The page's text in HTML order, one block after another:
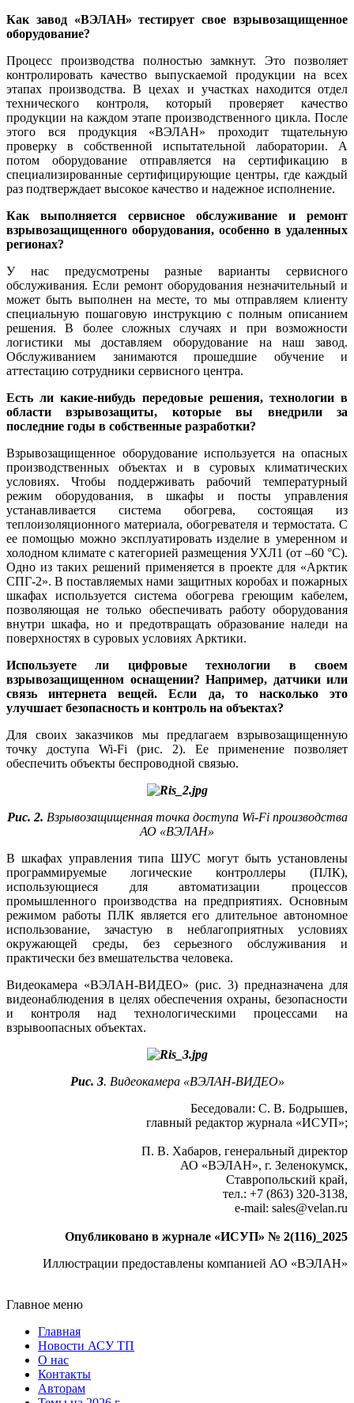
Как завод «ВЭЛАН» тестирует свое взрывозащищенное
оборудование?
Процесс производства полностью замкнут. Это позволяет
контролировать качество выпускаемой продукции на всех
этапах производства. В цехах и участках находится отдел
технического контроля, который проверяет качество
продукции на каждом этапе производственного цикла. После
этого вся продукция «­ВЭЛАН» проходит тщательную
проверку в собственной испытательной лаборатории. А
потом оборудование отправляется на сертификацию в
специализированные сертифицирующие центры, где каждый
раз подтверждает высокое качество и надежное исполнение.
Как выполняется сервисное обслуживание и ремонт
взрывозащищенного оборудования, особенно в удаленных
регионах?
У нас предусмотрены разные варианты сервисного
обслуживания. Если ремонт оборудования незначительный и
может быть выполнен на месте, то мы отправляем клиенту
специальную пошаговую инструкцию с полным описанием
решения. В более сложных случаях и при возможности
логистики мы доставляем оборудование на наш завод.
Обслуживанием занимаются прошедшие обучение и
аттестацию сотрудники сервисного центра.
Есть ли какие-нибудь передовые решения, технологии в
области взрывозащиты, которые вы внедрили за
последние го­ды в собственные разработки?
Взрывозащищенное оборудование используется на опасных
производственных объектах и в суровых климатических
условиях. Чтобы поддерживать рабочий температурный
режим оборудования, в шкафы и посты управления
устанавливается система обогрева, состоящая из
теплоизоляционного материала, обогревателя и термостата. С
ее помощью можно эксплуатировать изделие в умеренном и
холодном климате с категорией размещения УХЛ1 (от –60 °C).
Одно из таких решений применяется в проекте для «Арктик
СПГ-2». В поставляемых нами защитных коробах и пожарных
шкафах используется система обогрева греющим кабелем,
позволяющая не только обеспечивать работу оборудования
внутри шкафа, но и предотвращать образование наледи на
поверхностях в суровых условиях Арктики.
Используете ли цифровые технологии в своем
взрывозащищенном оснащении? Например, датчики или
связь интернета вещей. Если да, то насколько это
улучшает безопасность и контроль на объектах?
Для своих заказчиков мы предлагаем взрывозащищенную
точку доступа Wi-Fi (рис. 2). Ее применение позволяет
обеспечить объекты беспроводной связью.
Рис. 2. Взрывозащищенная точка доступа Wi-Fi производства
АО «ВЭЛАН»
В шкафах управления ти­па ШУС могут быть установлены
программируемые логические контроллеры (ПЛК),
использующиеся для автоматизации процессов
промышленного производства на предприятиях. Основным
режимом работы ПЛК является его длительное автономное
использование, зачастую в неблагоприятных условиях
окружающей среды, без серьезного обслуживания и
практически без вмешательства человека.
Видеокамера «ВЭЛАН-ВИДЕО» (рис. 3) предназначена для
видеонаблюдения в целях обеспечения охраны, безопасности
и контроля над технологическими процессами на
взрывоопасных объектах.
Рис. 3. Видеокамера «ВЭЛАН-ВИДЕО»
Беседовали: С. В. Бодрышев,
главный редактор журнала «ИСУП»;
П. В. Хабаров, генеральный директор
АО «ВЭЛАН», г. Зеленокумск,
Ставропольский край,
тел.: +7 (863) 320‑3138,
e‑mail: sales@velan.ru
Опубликовано в журнале «ИСУП» № 2(116)_2025
Иллюстрации предоставлены компанией АО «ВЭЛАН»
Главное меню
Главная
Новости АСУ ТП
О нас
Контакты
Авторам